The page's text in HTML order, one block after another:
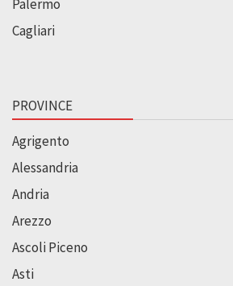
Palermo
Cagliari
PROVINCE
Agrigento
Alessandria
Andria
Arezzo
Ascoli Piceno
Asti